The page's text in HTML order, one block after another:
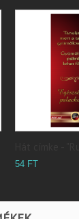
54 FT